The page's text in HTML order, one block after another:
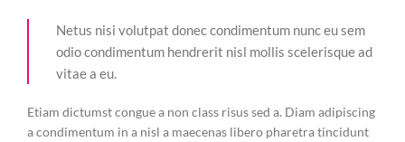
Netus nisi volutpat donec condimentum nunc eu sem
odio condimentum hendrerit nisl mollis scelerisque ad
vitae a eu.
Etiam dictumst congue a non class risus sed a. Diam adipiscing
a condimentum in a nisl a maecenas libero pharetra tincidunt